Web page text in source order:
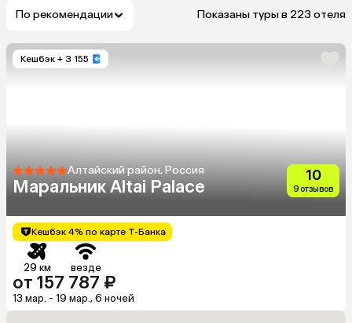
По рекомендации Показаны туры в 223 отеля
Кешбэк + 3 155
Алтайский район, Россия
Маральник Altai Palace
10
9 отзывов
Кешбэк 4% по карте Т-Банка
29 км везде
от 157 787 ₽
13 мар. - 19 мар., 6 ночей